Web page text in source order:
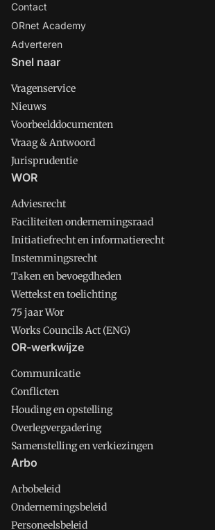
Contact
ORnet Academy
Adverteren
Snel naar
Vragenservice
Nieuws
Voorbeelddocumenten
Vraag & Antwoord
Jurisprudentie
WOR
Adviesrecht
Faciliteiten ondernemingsraad
Initiatiefrecht en informatierecht
Instemmingsrecht
Taken en bevoegdheden
Wettekst en toelichting
75 jaar Wor
Works Councils Act (ENG)
OR-werkwijze
Communicatie
Conflicten
Houding en opstelling
Overlegvergadering
Samenstelling en verkiezingen
Arbo
Arbobeleid
Ondernemingsbeleid
Personeelsbeleid